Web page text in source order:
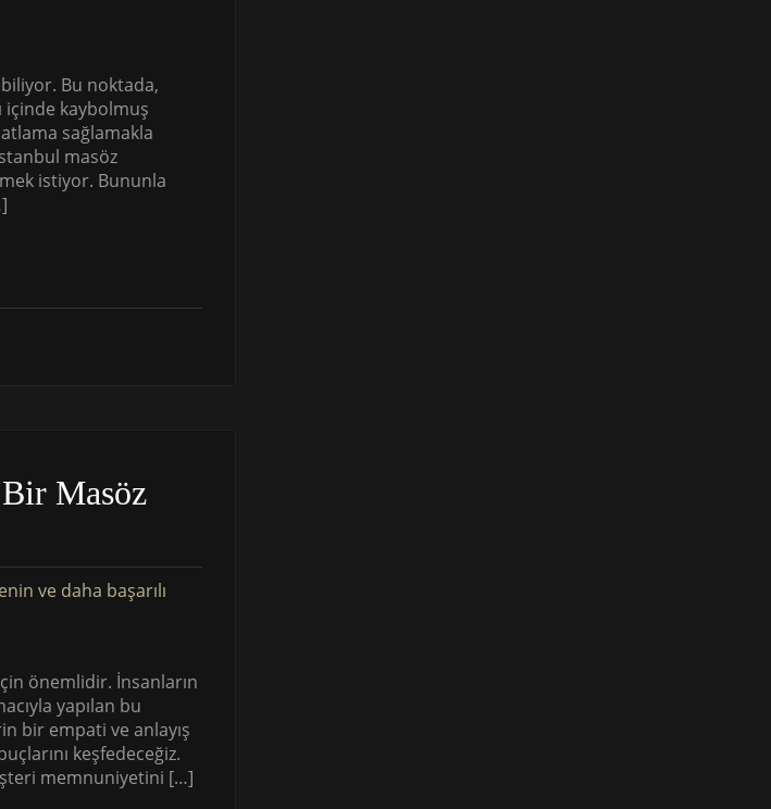
Bu noktada,
içinde kaybolmuş
sağlamakla
masöz
istiyor. Bununla
Bir Masöz
önemlidir. İnsanların
yapılan bu
bir empati ve anlayış
keşfedeceğiz.
memnuniyetini […]